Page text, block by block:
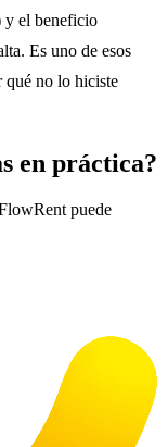
y el beneficio
Es uno de esos
qué no lo hiciste
en práctica?
puede